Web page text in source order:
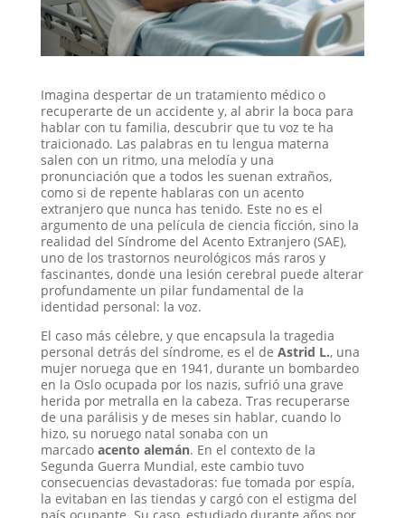
Imagina despertar de un tratamiento médico o
recuperarte de un accidente y, al abrir la boca para
hablar con tu familia, descubrir que tu voz te ha
traicionado. Las palabras en tu lengua materna
salen con un ritmo, una melodía y una
pronunciación que a todos les suenan extraños,
como si de repente hablaras con un acento
extranjero que nunca has tenido. Este no es el
argumento de una película de ciencia ficción, sino la
realidad del Síndrome del Acento Extranjero (SAE),
uno de los trastornos neurológicos más raros y
fascinantes, donde una lesión cerebral puede alterar
profundamente un pilar fundamental de la
identidad personal: la voz.
El caso más célebre, y que encapsula la tragedia
personal detrás del síndrome, es el de Astrid L., una
mujer noruega que en 1941, durante un bombardeo
en la Oslo ocupada por los nazis, sufrió una grave
herida por metralla en la cabeza. Tras recuperarse
de una parálisis y de meses sin hablar, cuando lo
hizo, su noruego natal sonaba con un
marcado acento alemán. En el contexto de la
Segunda Guerra Mundial, este cambio tuvo
consecuencias devastadoras: fue tomada por espía,
la evitaban en las tiendas y cargó con el estigma del